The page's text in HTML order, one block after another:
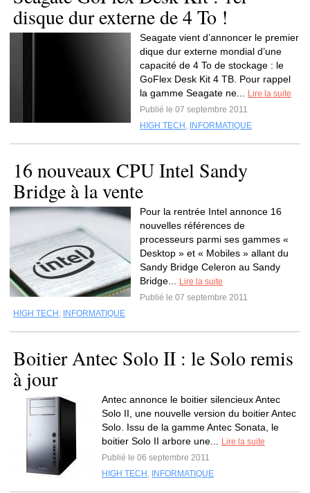
disque dur externe de 4 To !
Seagate vient d’annoncer le premier
dique dur externe mondial d’une
capacité de 4 To de stockage : le
GoFlex Desk Kit 4 TB. Pour rappel
la gamme Seagate ne...
Lire la suite
Publié le 07 septembre 2011
HIGH TECH , INFORMATIQUE
16 nouveaux CPU Intel Sandy
Bridge à la vente
Pour la rentrée Intel annonce 16
nouvelles références de
processeurs parmi ses gammes «
Desktop » et « Mobiles » allant du
Sandy Bridge Celeron au Sandy
Bridge...
Lire la suite
Publié le 07 septembre 2011
HIGH TECH , INFORMATIQUE
Boitier Antec Solo II : le Solo remis
à jour
Antec annonce le boitier silencieux Antec
Solo II, une nouvelle version du boitier Antec
Solo. Issu de la gamme Antec Sonata, le
boitier Solo II arbore une...
Lire la suite
Publié le 06 septembre 2011
HIGH TECH , INFORMATIQUE